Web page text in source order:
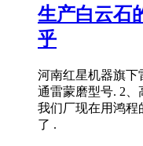
生产白云石
乎
河南红星机器旗下
通雷蒙磨型号. 2、
我们厂现在用鸿程
了 .